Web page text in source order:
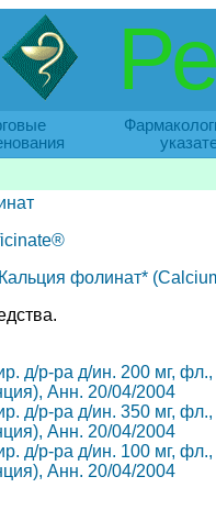
Кальция фолинат*
д/р-ра д/ин. 200 мг,
Анн. 20/04/2004
д/р-ра д/ин. 350 мг,
Анн. 20/04/2004
д/р-ра д/ин. 100 мг,
Анн. 20/04/2004